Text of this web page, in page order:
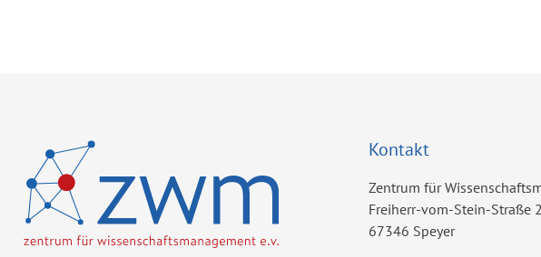
Kontakt
Zentrum für
Freiherr-vom-Stein-Straße 2
67346 Speyer